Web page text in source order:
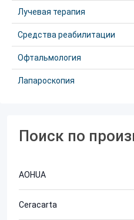
Лучевая терапия
Средства реабилитации
Офтальмология
Лапароскопия
Поиск по
AOHUA
Ceracarta